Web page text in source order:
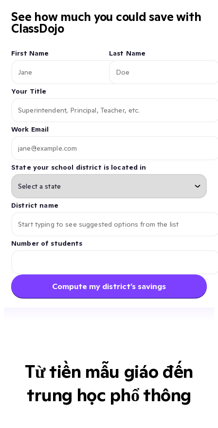
See how much you could save with
ClassDojo
First Name Last Name
Your Title
Work Email
State your school district is located in
District name
Number of students
Compute my district’s savings
Từ tiền mẫu giáo đến
trung học phổ thông